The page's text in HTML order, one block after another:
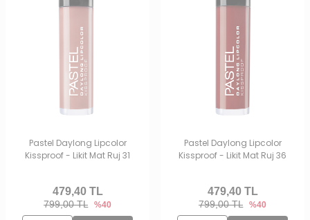
Pastel Daylong Lipcolor
Kissproof - Likit Mat Ruj 31
799,00 TL %40
479,40TL
Pastel Daylong Lipcolor
Kissproof - Likit Mat Ruj 36
799,00 TL %40
479,40TL